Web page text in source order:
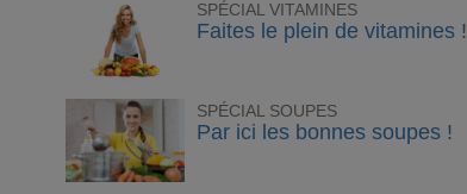
SPÉCIAL VITAMINES
Faites le plein de vitamines !
SPÉCIAL SOUPES
Par ici les bonnes soupes !